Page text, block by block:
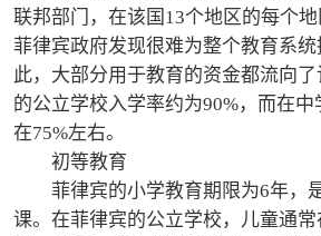
联邦部门，在该国13个地区的每个地
菲律宾政府发现很难为整个教育系
此，大部分用于教育的资金都流向
的公立学校入学率约为90%，而在
在75%左右。
初等教育
菲律宾的小学教育期限为6年，
课。在菲律宾的公立学校，儿童通